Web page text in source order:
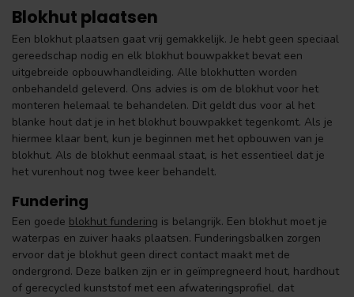
Blokhut plaatsen
Een blokhut plaatsen gaat vrij gemakkelijk. Je hebt geen speciaal
gereedschap nodig en elk blokhut bouwpakket bevat een
uitgebreide opbouwhandleiding. Alle blokhutten worden
onbehandeld geleverd. Ons advies is om de blokhut voor het
monteren helemaal te behandelen. Dit geldt dus voor al het
blanke hout dat je in het blokhut bouwpakket tegenkomt. Als je
hiermee klaar bent, kun je beginnen met het opbouwen van je
blokhut. Als de blokhut eenmaal staat, is het essentieel dat je
het vurenhout nog twee keer behandelt.
Fundering
Een goede blokhut fundering is belangrijk. Een blokhut moet je
waterpas en zuiver haaks plaatsen. Funderingsbalken zorgen
ervoor dat je blokhut geen direct contact maakt met de
ondergrond. Deze balken zijn er in geïmpregneerd hout, hardhout
of gerecycled kunststof met een afwateringsprofiel, dat